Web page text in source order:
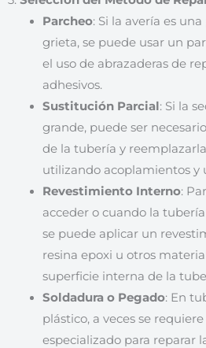
Parcheo: Si la avería es
grieta, se puede usar un
el uso de abrazaderas de
adhesivos.
Sustitución Parcial : Si la
grande, puede ser
de la tubería y
utilizando acoplamientos y
Revestimiento Interno:
acceder o cuando la
se puede aplicar un
resina epoxi u otros
superficie interna de la
Soldadura o Pegado: En
plástico, a veces se
especializado para reparar